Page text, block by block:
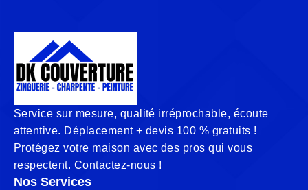
Service sur mesure, qualité irréprochable, écoute
attentive. Déplacement + devis 100 % gratuits !
Protégez votre maison avec des pros qui vous
respectent. Contactez-nous !
Nos Services